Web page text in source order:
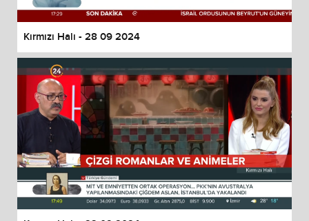
Kırmızı Halı - 28 09 2024